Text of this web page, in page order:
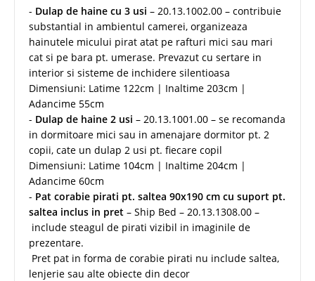
- Dulap de haine cu 3 usi – 20.13.1002.00 – contribuie
substantial in ambientul camerei, organizeaza
hainutele micului pirat atat pe rafturi mici sau mari
cat si pe bara pt. umerase. Prevazut cu sertare in
interior si sisteme de inchidere silentioasa
Dimensiuni: Latime 122cm | Inaltime 203cm |
Adancime 55cm
- Dulap de haine 2 usi – 20.13.1001.00 – se recomanda
in dormitoare mici sau in amenajare dormitor pt. 2
copii, cate un dulap 2 usi pt. fiecare copil
Dimensiuni: Latime 104cm | Inaltime 204cm |
Adancime 60cm
- Pat corabie pirati pt. saltea 90x190 cm cu suport pt.
saltea inclus in pret – Ship Bed – 20.13.1308.00 –
include steagul de pirati vizibil in imaginile de
prezentare.
Pret pat in forma de corabie pirati nu include saltea,
lenjerie sau alte obiecte din decor